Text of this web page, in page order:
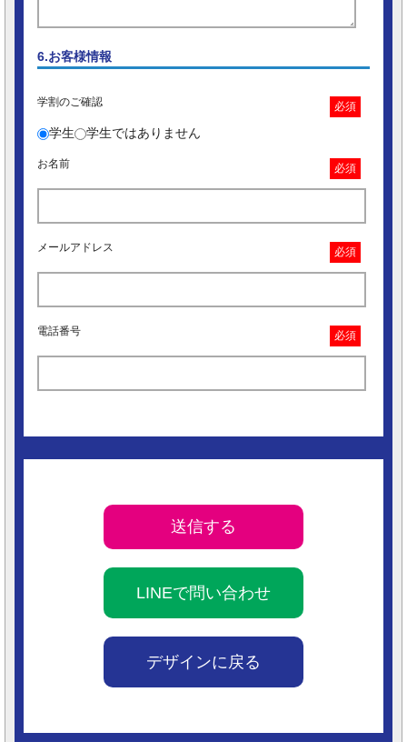
6.お客様情報
学割のご確認 必須
学生 学生ではありません
お名前 必須
メールアドレス 必須
電話番号 必須
LINEで問い合わせ
デザインに戻る